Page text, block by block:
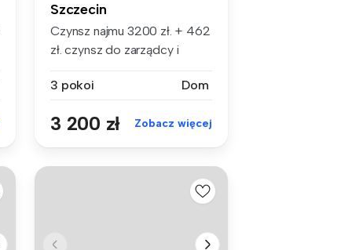
Szczecin
Czynsz najmu 3200 zł. + 462
zł. czynsz do zarządcy i
3 pokoi
Dom
3 200 zł Zobacz więcej